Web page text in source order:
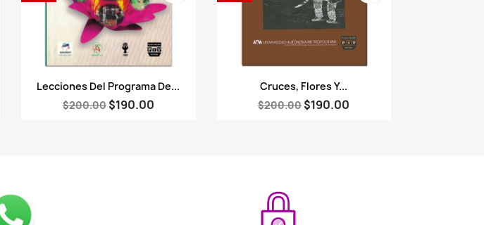
Vista rápida
Lecciones Del Programa De...
$200.00 $190.00
Vista rápida
Cruces, Flores Y...
$200.00$190.00